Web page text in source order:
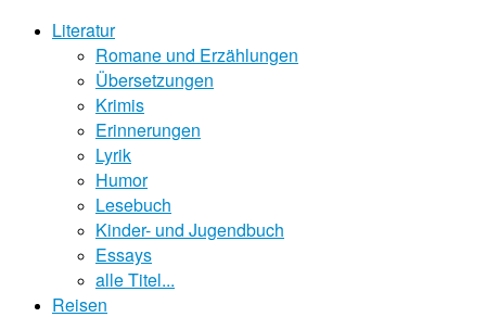
Literatur
Romane und Erzählungen
Übersetzungen
Krimis
Erinnerungen
Lyrik
Humor
Lesebuch
Kinder- und Jugendbuch
Essays
alle Titel...
Reisen